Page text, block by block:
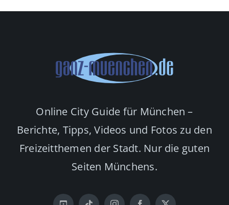
Online City Guide für München –
Berichte, Tipps, Videos und Fotos zu den
Freizeitthemen der Stadt. Nur die guten
Seiten Münchens.